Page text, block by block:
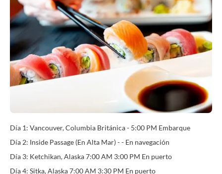
Día 1: Vancouver, Columbia Británica - 5:00 PM Embarque
Día 2: Inside Passage (En Alta Mar) - - En navegación
Día 3: Ketchikan, Alaska 7:00 AM 3:00 PM En puerto
Día 4: Sitka, Alaska 7:00 AM 3:30 PM En puerto